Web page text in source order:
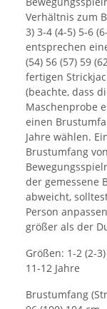
Verhältnis zum
3) 3-4 (4-5) 5-6
entsprechen
(54) 56 (57) 59
fertigen
(beachte, dass
Maschenprobe
einen
Jahre wählen.
Brustumfang
der gemessene
abweicht,
Person
größer als der
Größen: 1-2 (2-
11-12 Jahre
Brustumfang